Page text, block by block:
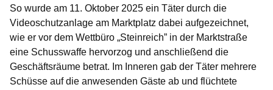
So wurde am 11. Oktober 2025 ein Täter durch die
Videoschutzanlage am Marktplatz dabei aufgezeichnet,
wie er vor dem Wettbüro „Steinreich” in der Marktstraße
eine Schusswaffe hervorzog und anschließend die
Geschäftsräume betrat. Im Inneren gab der Täter mehrere
Schüsse auf die anwesenden Gäste ab und flüchtete